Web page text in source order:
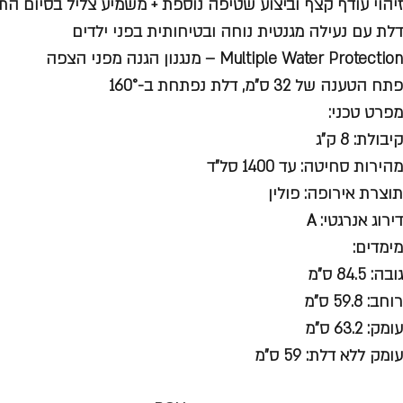
זיהוי עודף קצף וביצוע שטיפה נוספת + משמיע צליל בסיום
דלת עם נעילה מגנטית נוחה ובטיחותית בפני ילדים
Multiple Water Protection – מנגנון הגנה מפני הצפה
פתח הטענה של 32 ס"מ, דלת נפתחת ב-160°
מפרט טכני:
קיבולת: 8 ק"ג
מהירות סחיטה: עד 1400 סל"ד
תוצרת אירופה: פולין
דירוג אנרגטי: A
מימדים:
גובה: 84.5 ס"מ
רוחב: 59.8 ס"מ
עומק: 63.2 ס"מ
עומק ללא דלת: 59 ס"מ